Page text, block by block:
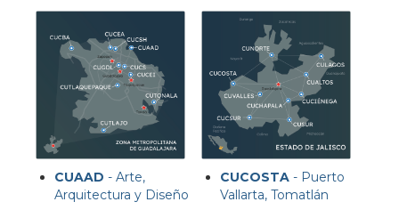
CUAAD - Arte,
Arquitectura y Diseño
CUCOSTA - Puerto
Vallarta, Tomatlán